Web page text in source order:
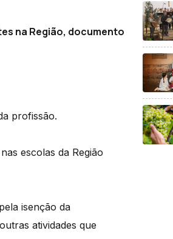
na Região, documento
profissão.
escolas da Região
isenção da
atividades que